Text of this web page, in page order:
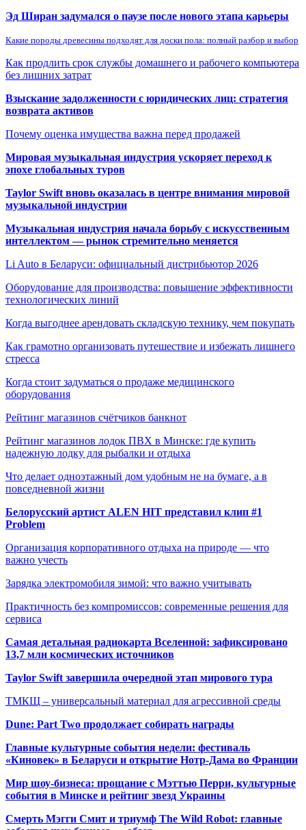
Эд Ширан задумался о паузе после нового этапа карьеры
Какие породы древесины подходят для доски пола: полный разбор и выбор
Как продлить срок службы домашнего и рабочего компьютера
без лишних затрат
Взыскание задолженности с юридических лиц: стратегия
возврата активов
Почему оценка имущества важна перед продажей
Мировая музыкальная индустрия ускоряет переход к
эпохе глобальных туров
Taylor Swift вновь оказалась в центре внимания мировой
музыкальной индустрии
Музыкальная индустрия начала борьбу с искусственным
интеллектом — рынок стремительно меняется
Li Auto в Беларуси: официальный дистрибьютор 2026
Оборудование для производства: повышение эффективности
технологических линий
Когда выгоднее арендовать складскую технику, чем покупать
Как грамотно организовать путешествие и избежать лишнего
стресса
Когда стоит задуматься о продаже медицинского
оборудования
Рейтинг магазинов счётчиков банкнот
Рейтинг магазинов лодок ПВХ в Минске: где купить
надежную лодку для рыбалки и отдыха
Что делает одноэтажный дом удобным не на бумаге, а в
повседневной жизни
Белорусский артист ALEN HIT представил клип #1
Problem
Организация корпоративного отдыха на природе — что
важно учесть
Зарядка электромобиля зимой: что важно учитывать
Практичность без компромиссов: современные решения для
сервиса
Самая детальная радиокарта Вселенной: зафиксировано
13,7 млн космических источников
Taylor Swift завершила очередной этап мирового тура
ТМКЩ – универсальный материал для агрессивной среды
Dune: Part Two продолжает собирать награды
Главные культурные события недели: фестиваль
«Киновек» в Беларуси и открытие Нотр-Дама во Франции
Мир шоу-бизнеса: прощание с Мэттью Перри, культурные
события в Минске и рейтинг звезд Украины
Смерть Мэгги Смит и триумф The Wild Robot: главные